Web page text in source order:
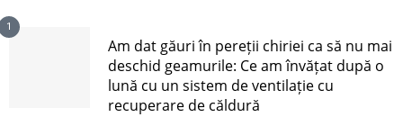
1
Am dat găuri în pereții chiriei ca să nu mai
deschid geamurile: Ce am învățat după o
lună cu un sistem de ventilație cu
recuperare de căldură